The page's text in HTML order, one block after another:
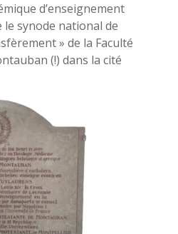
d’enseignement
synode national de
» de la Faculté
(!) dans la cité